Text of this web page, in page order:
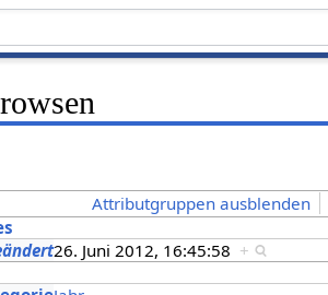
Attributgruppen ausblenden
26. Juni 2012, 16:45:58 +